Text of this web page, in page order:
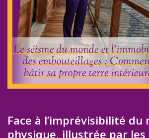
Face à l’imprévisibilité du
physique, illustrée par les